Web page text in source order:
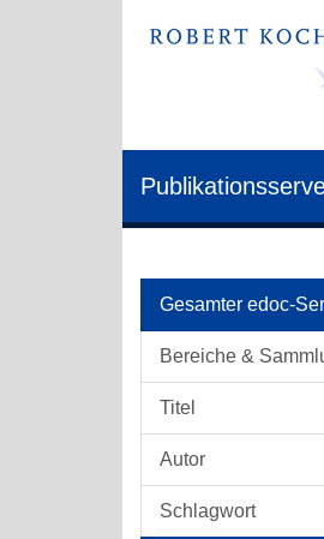
Gesamter edoc-
Bereiche &
Titel
Autor
Schlagwort